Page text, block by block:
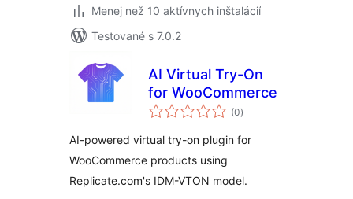
Menej než 10 aktívnych inštalácií
Testované s 7.0.2
AI Virtual Try-On
for WooCommerce
(0celkové
hodnotenie
)
AI-powered virtual try-on plugin for
WooCommerce products using
Replicate.com's IDM-VTON model.